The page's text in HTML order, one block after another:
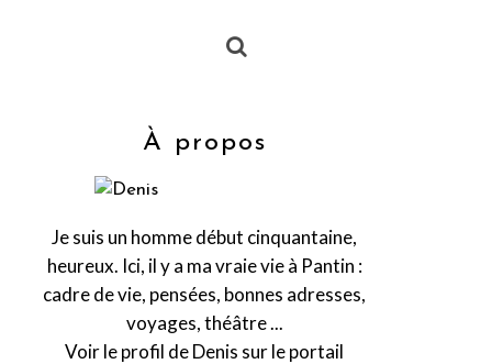
À propos
Je suis un homme début cinquantaine,
heureux. Ici, il y a ma vraie vie à Pantin :
cadre de vie, pensées, bonnes adresses,
voyages, théâtre ...
Voir le profil deDenis sur le portail